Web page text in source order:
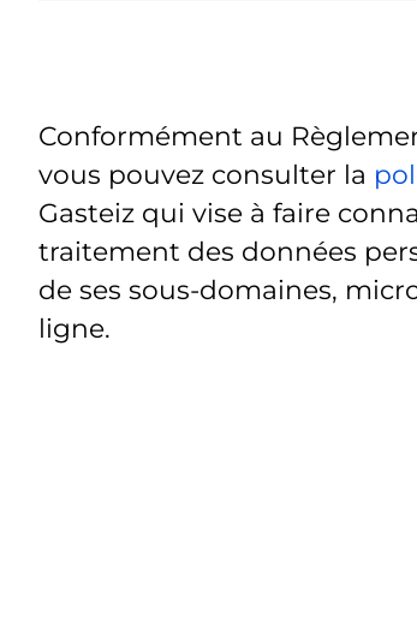
Conformément au
vous pouvez consulter la
Gasteiz qui vise à faire
traitement des données
de ses sous-domaines,
ligne.